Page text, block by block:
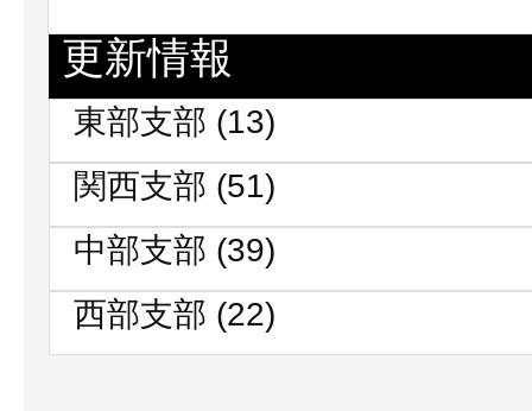
更新情報
東部支部 (13)
関西支部 (51)
中部支部 (39)
西部支部 (22)